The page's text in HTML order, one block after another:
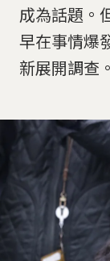
成為話題。
早在事情爆
新展開調查。